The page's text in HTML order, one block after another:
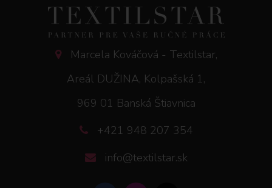
Marcela Kováčová - Textilstar,
Areál DUŽINA, Kolpašská 1,
969 01 Banská Štiavnica
+421 948 207 354
info@textilstar.sk